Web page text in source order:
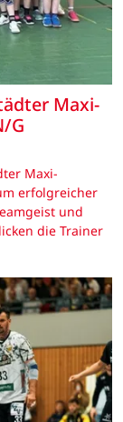
Maxi-
G
Maxi-
erfolgreicher
und
die Trainer